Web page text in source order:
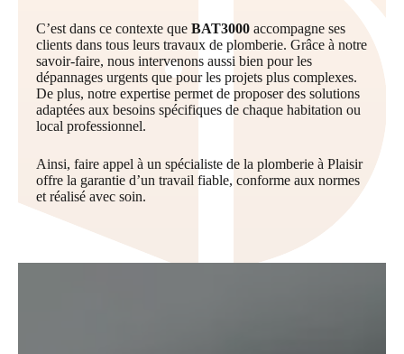
C’est dans ce contexte que BAT3000 accompagne ses
clients dans tous leurs travaux de plomberie. Grâce à notre
savoir-faire, nous intervenons aussi bien pour les
dépannages urgents que pour les projets plus complexes.
De plus, notre expertise permet de proposer des solutions
adaptées aux besoins spécifiques de chaque habitation ou
local professionnel.
Ainsi, faire appel à un spécialiste de la plomberie à Plaisir
offre la garantie d’un travail fiable, conforme aux normes
et réalisé avec soin.